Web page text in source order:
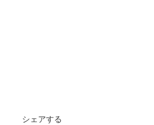
シェアする